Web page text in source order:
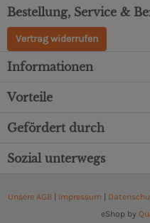
Bestellung, Service &
Vertrag widerrufen
Informationen
Vorteile
Gefördert durch
Sozial unterwegs
Unsere AGB| Impressum
eShop by